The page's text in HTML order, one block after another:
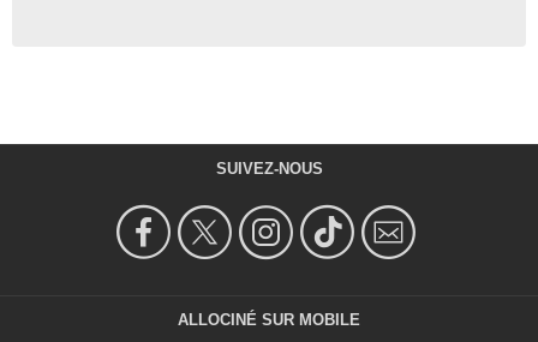
SUIVEZ-NOUS
ALLOCINÉ SUR MOBILE